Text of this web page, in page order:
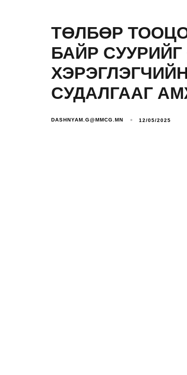
ТӨЛБӨР
БАЙР СУУРИЙГ
СУДАЛГААГ
DASHNYAM.G@MMCG.MN 12/05/2025